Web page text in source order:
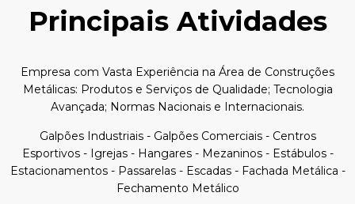
Principais Atividades
Empresa com Vasta Experiência na Área de Construções
Metálicas: Produtos e Serviços de Qualidade; Tecnologia
Avançada; Normas Nacionais e Internacionais.
Galpões Industriais - Galpões Comerciais - Centros
Esportivos - Igrejas - Hangares - Mezaninos - Estábulos -
Estacionamentos - Passarelas - Escadas - Fachada Metálica -
Fechamento Metálico